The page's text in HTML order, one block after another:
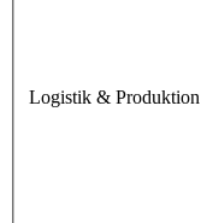
Logistik & Produktion